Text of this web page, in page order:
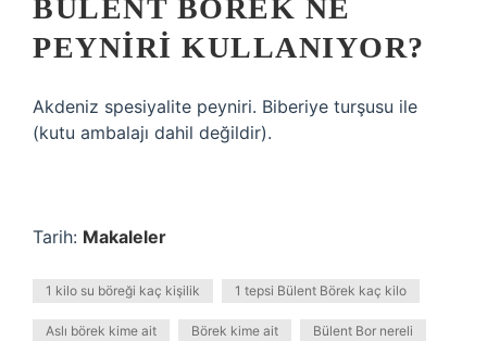
BÜLENT BÖREK NE
PEYNIRI KULLANIYOR?
Akdeniz spesiyalite peyniri. Biberiye turşusu ile
(kutu ambalajı dahil değildir).
Tarih: Makaleler
1 kilo su böreği kaç kişilik 1 tepsi Bülent Börek kaç kilo
Aslı börek kime ait Börek kime ait Bülent Bor nereli